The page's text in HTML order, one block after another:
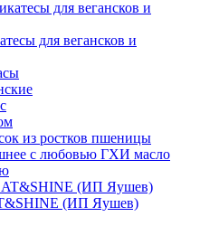
для вегансков и
из ростков пшеницы
ГХИ масло
(ИП Яушев)